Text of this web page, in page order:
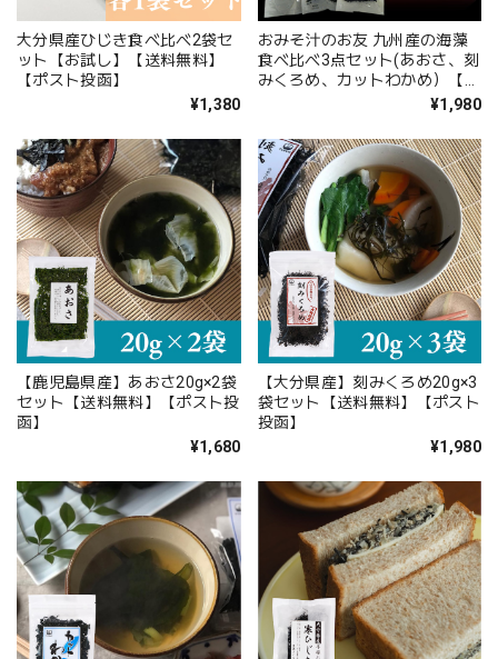
大分県産ひじき食べ比べ2袋セ
ット【お試し】【送料無料】
【ポスト投函】
¥1,380
おみそ汁のお友 九州産の海藻
食べ比べ3点セット(あおさ、刻
みくろめ、カットわかめ）【お
試し】【送料無料】【ポスト投
¥1,980
【鹿児島県産】あおさ20g×2袋
セット【送料無料】【ポスト投
函】
¥1,680
【大分県産】刻みくろめ20g×3
袋セット【送料無料】【ポスト
投函】
¥1,980